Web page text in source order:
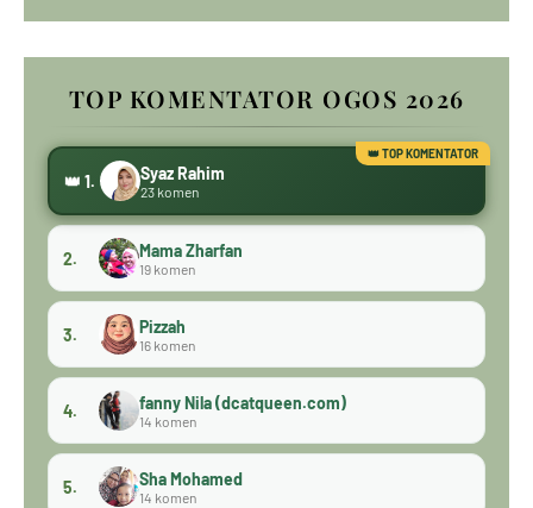
TOP KOMENTATOR OGOS 2026
👑 1. Syaz Rahim
23 komen
2. Mama Zharfan
19 komen
3. Pizzah
16 komen
4. fanny Nila (dcatqueen.com)
14 komen
5. Sha Mohamed
14 komen